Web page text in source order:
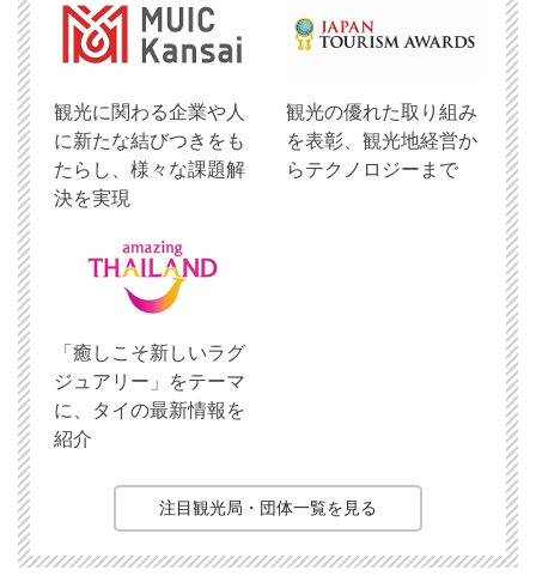
観光に関わる企業や人
に新たな結びつきをも
たらし、様々な課題解
決を実現
観光の優れた取り組み
を表彰、観光地経営か
らテクノロジーまで
「癒しこそ新しいラグ
ジュアリー」をテーマ
に、タイの最新情報を
紹介
注目観光局・団体一覧を見る